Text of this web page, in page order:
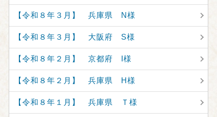
【令和８年３月】 兵庫県 N様
【令和８年３月】 大阪府 S様
【令和８年２月】 京都府 I様
【令和８年２月】 兵庫県 H様
【令和８年１月】 兵庫県 Ｔ様